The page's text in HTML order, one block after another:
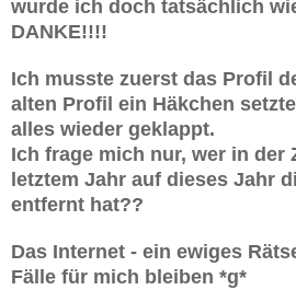
wurde ich doch tatsächlich
DANKE!!!!
Ich musste zuerst das Profil
alten Profil ein Häkchen
alles wieder geklappt.
Ich frage mich nur, wer in der
letztem Jahr auf dieses Jahr
entfernt hat??
Das Internet - ein ewiges
Fälle für mich bleiben *g*